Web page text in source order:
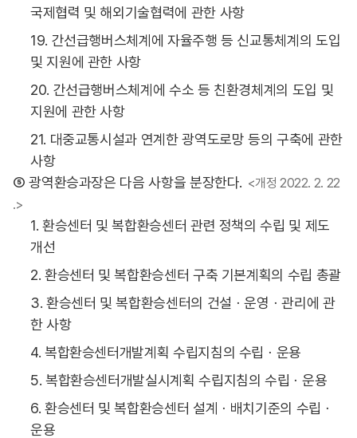
국제협력 및 해외기술협력에 관한 사항
19. 간선급행버스체계에 자율주행 등 신교통체계의 도입
및 지원에 관한 사항
20. 간선급행버스체계에 수소 등 친환경체계의 도입 및
지원에 관한 사항
21. 대중교통시설과 연계한 광역도로망 등의 구축에 관한
사항
⑤ 광역환승과장은 다음 사항을 분장한다. <개정 2022. 2. 22
.>
1. 환승센터 및 복합환승센터 관련 정책의 수립 및 제도
개선
2. 환승센터 및 복합환승센터 구축 기본계획의 수립 총괄
3. 환승센터 및 복합환승센터의 건설ㆍ운영ㆍ관리에 관
한 사항
4. 복합환승센터개발계획 수립지침의 수립ㆍ운용
5. 복합환승센터개발실시계획 수립지침의 수립ㆍ운용
6. 환승센터 및 복합환승센터 설계ㆍ배치기준의 수립ㆍ
운용